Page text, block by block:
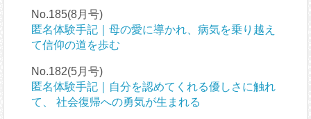
No.185(8月号)
匿名体験手記｜母の愛に導かれ、病気を乗り越え
て信仰の道を歩む
No.182(5月号)
匿名体験手記｜自分を認めてくれる優しさに触れ
て、 社会復帰への勇気が生まれる